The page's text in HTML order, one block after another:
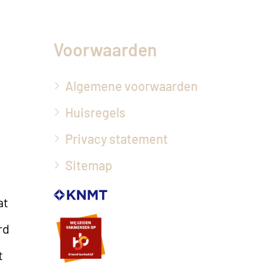
Voorwaarden
Algemene voorwaarden
Huisregels
Privacy statement
Sitemap